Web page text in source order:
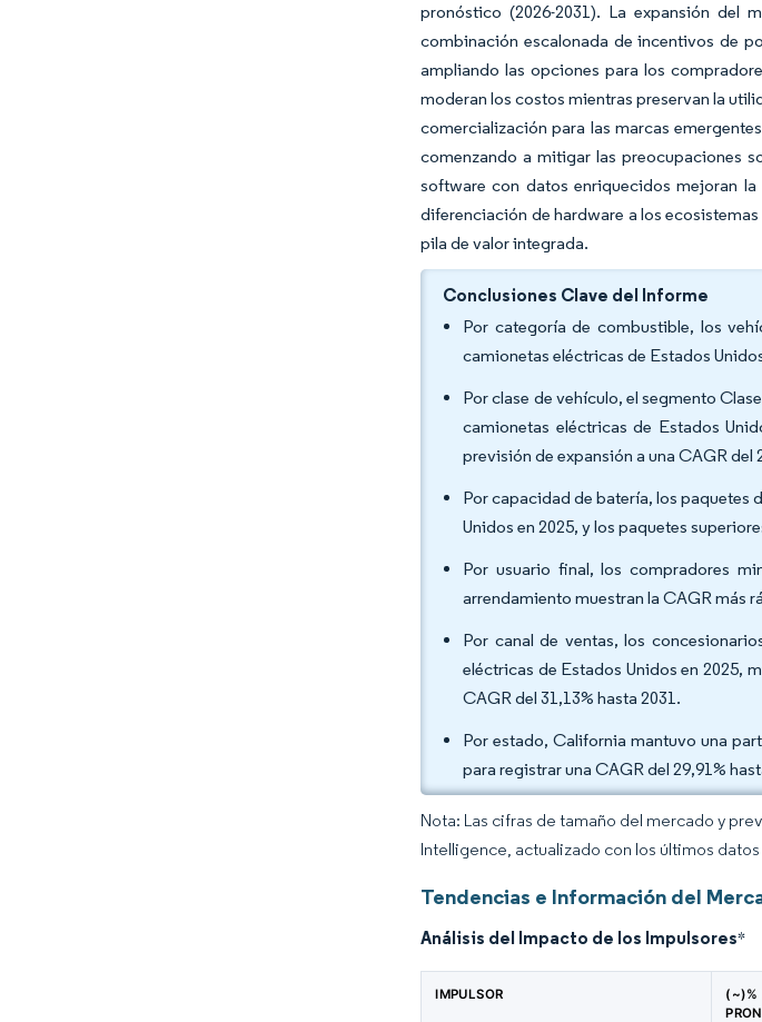
pronóstico (2026-2031). La expansión del
combinación escalonada de incentivos de
ampliando las opciones para los
moderan los costos mientras preservan la
comercialización para las marcas
comenzando a mitigar las preocupaciones
software con datos enriquecidos mejoran
diferenciación de hardware a los
pila de valor integrada.
Conclusiones Clave del Informe
Por categoría de combustible, los
camionetas eléctricas de Estados
Por clase de vehículo, el segmento
camionetas eléctricas de Estados
previsión de expansión a una CAGR del
Por capacidad de batería, los paquetes
Unidos en 2025, y los paquetes
Por usuario final, los compradores
arrendamiento muestran la CAGR más
Por canal de ventas, los
eléctricas de Estados Unidos en 2025,
CAGR del 31,13% hasta 2031.
Por estado, California mantuvo una
para registrar una CAGR del 29,91%
Nota: Las cifras de tamaño del mercado y
Intelligence, actualizado con los últimos
Tendencias e Información del
Análisis del Impacto de los Impulsores*
IMPULSOR
(~)%